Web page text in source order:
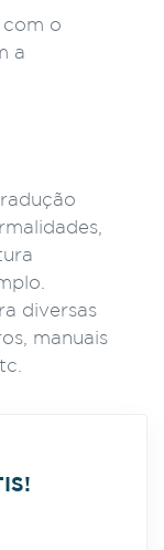
com o
a
diversas
manuais